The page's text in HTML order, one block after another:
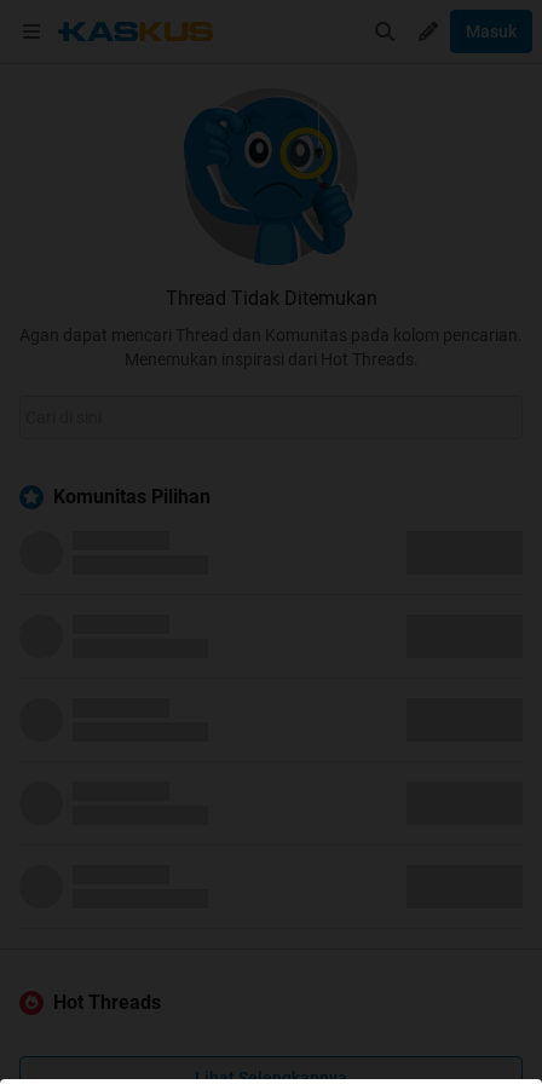
Masuk
Thread Tidak Ditemukan
Agan dapat mencari Thread dan Komunitas pada kolom pencarian.
Menemukan inspirasi dari Hot Threads.
Komunitas Pilihan
Hot Threads
Lihat Selengkapnya